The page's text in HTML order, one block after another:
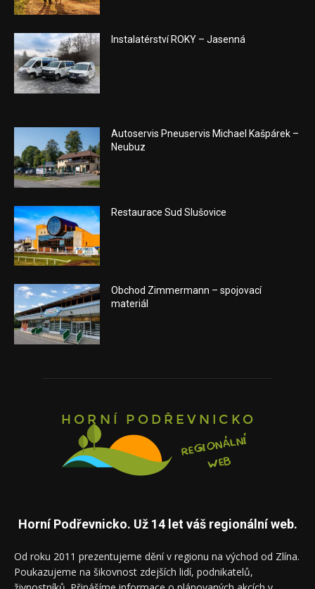
Instalatérství ROKY – Jasenná
Autoservis Pneuservis Michael Kašpárek –
Neubuz
Restaurace Sud Slušovice
Obchod Zimmermann – spojovací
materiál
Horní Podřevnicko. Už 14 let váš regionální web.
Od roku 2011 prezentujeme dění v regionu na východ od Zlína.
Poukazujeme na šikovnost zdejších lidí, podnikatelů,